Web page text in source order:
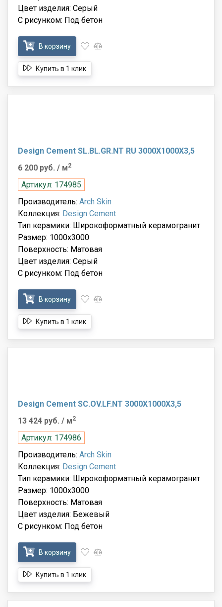
Цвет изделия: Серый
С рисунком: Под бетон
В корзину
Купить в 1 клик
Design Cement SL.BL.GR.NT RU 3000X1000X3,5
6 200 руб. / м2
Артикул: 174985
Производитель: Arch Skin
Коллекция: Design Cement
Тип керамики: Широкоформатный керамогранит
Размер: 1000x3000
Поверхность: Матовая
Цвет изделия: Серый
С рисунком: Под бетон
В корзину
Купить в 1 клик
Design Cement SC.OV.LF.NT 3000X1000X3,5
13 424 руб. / м2
Артикул: 174986
Производитель: Arch Skin
Коллекция: Design Cement
Тип керамики: Широкоформатный керамогранит
Размер: 1000x3000
Поверхность: Матовая
Цвет изделия: Бежевый
С рисунком: Под бетон
В корзину
Купить в 1 клик